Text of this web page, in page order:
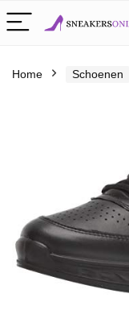
Home Schoenen